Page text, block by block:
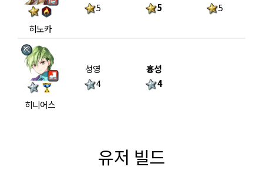
히노카
5
5
5
히니어스
성영
4
흉성
4
유저 빌드